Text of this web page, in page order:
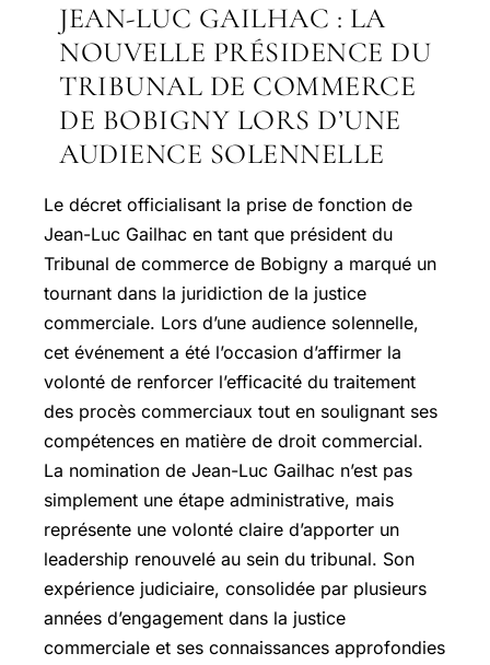
JEAN-LUC GAILHAC : LA
NOUVELLE PRÉSIDENCE DU
TRIBUNAL DE COMMERCE
DE BOBIGNY LORS D’UNE
AUDIENCE SOLENNELLE
Le décret officialisant la prise de fonction de
Jean-Luc Gailhac en tant que président du
Tribunal de commerce de Bobigny a marqué un
tournant dans la juridiction de la justice
commerciale. Lors d’une audience solennelle,
cet événement a été l’occasion d’affirmer la
volonté de renforcer l’efficacité du traitement
des procès commerciaux tout en soulignant ses
compétences en matière de droit commercial.
La nomination de Jean-Luc Gailhac n’est pas
simplement une étape administrative, mais
représente une volonté claire d’apporter un
leadership renouvelé au sein du tribunal. Son
expérience judiciaire, consolidée par plusieurs
années d’engagement dans la justice
commerciale et ses connaissances approfondies